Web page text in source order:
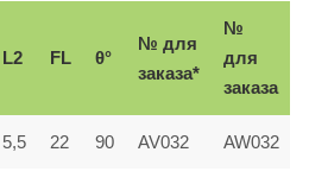
L2 FL θ°
№ для
заказа*
№
для
заказа
5,5 22 90 AV032 AW032